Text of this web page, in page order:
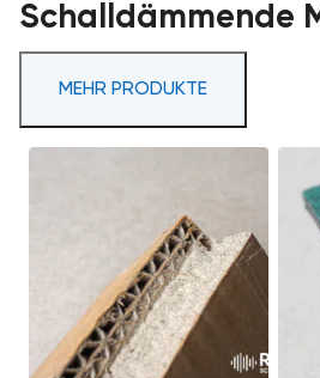
Schalldämmende
MEHR PRODUKTE